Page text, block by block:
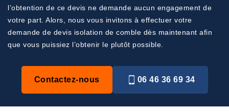
l’obtention de ce devis ne demande aucun engagement de
votre part. Alors, nous vous invitons à effectuer votre
demande de devis isolation de comble dès maintenant afin
que vous puissiez l’obtenir le plutôt possible.
Contactez-nous 06 46 36 69 34